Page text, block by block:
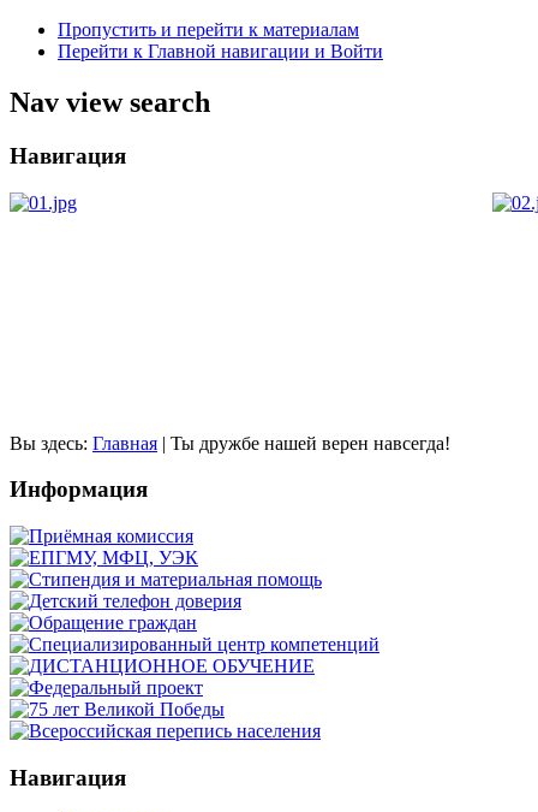
Пропустить и перейти к материалам
Перейти к Главной навигации и Войти
Nav view search
Навигация
Вы здесь: Главная | Ты дружбе нашей верен навсегда!
Информация
Навигация